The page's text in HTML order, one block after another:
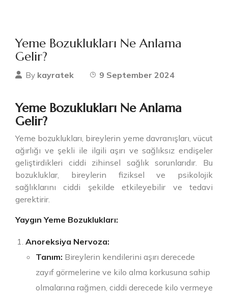
Yeme Bozuklukları Ne Anlama
Gelir?
By kayratek 9 September 2024
Yeme Bozuklukları Ne Anlama
Gelir?
Yeme bozuklukları, bireylerin yeme davranışları, vücut
ağırlığı ve şekli ile ilgili aşırı ve sağlıksız endişeler
geliştirdikleri ciddi zihinsel sağlık sorunlarıdır. Bu
bozukluklar, bireylerin fiziksel ve psikolojik
sağlıklarını ciddi şekilde etkileyebilir ve tedavi
gerektirir.
Yaygın Yeme Bozuklukları:
Anoreksiya Nervoza:
Tanım: Bireylerin kendilerini aşırı derecede
zayıf görmelerine ve kilo alma korkusuna sahip
olmalarına rağmen, ciddi derecede kilo vermeye